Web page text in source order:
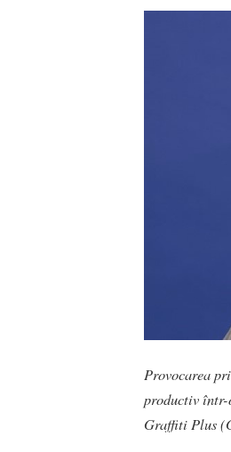
Provocarea
productiv într-
Graffiti Plus